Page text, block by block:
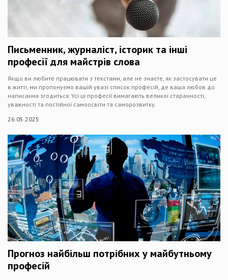
Письменник, журналіст, історик та інші
професії для майстрів слова
Якщо ви любите працювати з текстами, але не знаєте, як застосувати це
в житті, ми пропонуємо вашій увазі список професій, де ваша любов до
написання згодиться. Усі ці професії вимагають великої старанності,
уважності та постійної самоосвіти та саморозвитку.
26.05.2025
Прогноз найбільш потрібних у майбутньому
професій